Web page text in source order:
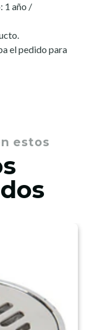
1 año /
el pedido para
estos